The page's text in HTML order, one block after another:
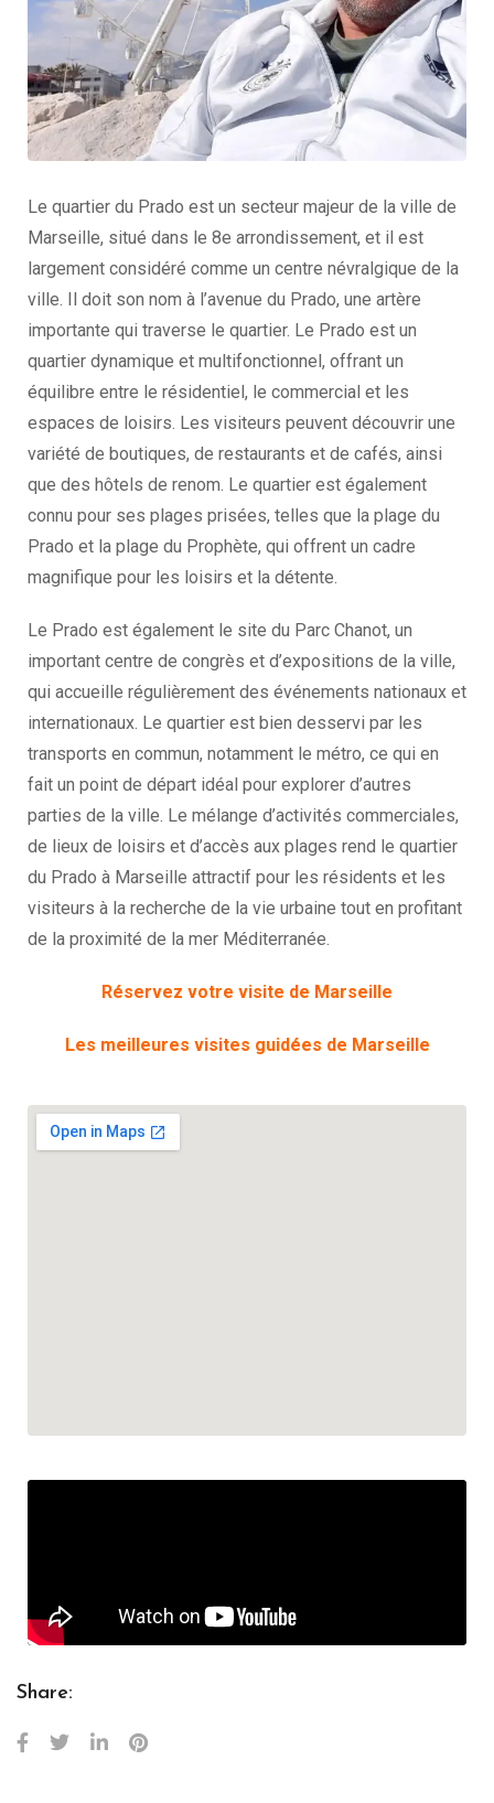
Le quartier du Prado est un secteur majeur de la ville de
Marseille, situé dans le 8e arrondissement, et il est
largement considéré comme un centre névralgique de la
ville. Il doit son nom à l’avenue du Prado, une artère
importante qui traverse le quartier. Le Prado est un
quartier dynamique et multifonctionnel, offrant un
équilibre entre le résidentiel, le commercial et les
espaces de loisirs. Les visiteurs peuvent découvrir une
variété de boutiques, de restaurants et de cafés, ainsi
que des hôtels de renom. Le quartier est également
connu pour ses plages prisées, telles que la plage du
Prado et la plage du Prophète, qui offrent un cadre
magnifique pour les loisirs et la détente.
Le Prado est également le site du Parc Chanot, un
important centre de congrès et d’expositions de la ville,
qui accueille régulièrement des événements nationaux et
internationaux. Le quartier est bien desservi par les
transports en commun, notamment le métro, ce qui en
fait un point de départ idéal pour explorer d’autres
parties de la ville. Le mélange d’activités commerciales,
de lieux de loisirs et d’accès aux plages rend le quartier
du Prado à Marseille attractif pour les résidents et les
visiteurs à la recherche de la vie urbaine tout en profitant
de la proximité de la mer Méditerranée.
Réservez votre visite de Marseille
Les meilleures visites guidées de Marseille
Share: